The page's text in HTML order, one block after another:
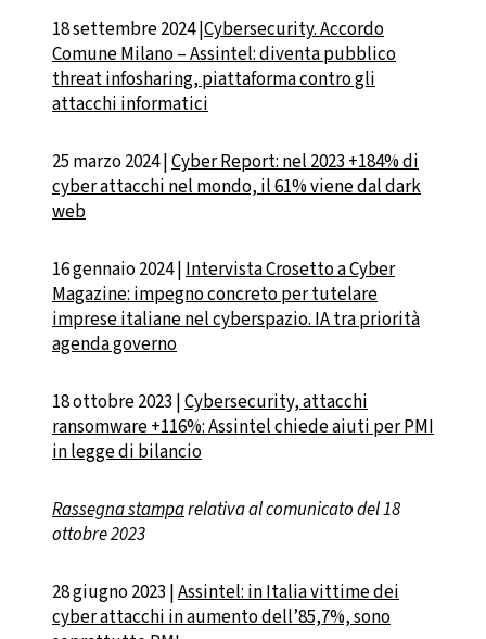
18 settembre 2024 |Cybersecurity. Accordo
Comune Milano – Assintel: diventa pubblico
threat infosharing, piattaforma contro gli
attacchi informatici
25 marzo 2024 |Cyber Report: nel 2023 +184% di
cyber attacchi nel mondo, il 61% viene dal dark
web
16 gennaio 2024 |Intervista Crosetto a Cyber
Magazine: impegno concreto per tutelare
imprese italiane nel cyberspazio. IA tra priorità
agenda governo
18 ottobre 2023 |Cybersecurity, attacchi
ransomware +116%: Assintel chiede aiuti per PMI
in legge di bilancio
Rassegna stamparelativa al comunicato del 18
ottobre 2023
28 giugno 2023 |Assintel: in Italia vittime dei
cyber attacchi in aumento dell’85,7%, sono